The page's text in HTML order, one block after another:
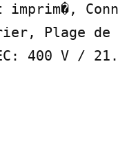
imprim�,
Plage de
400 V /